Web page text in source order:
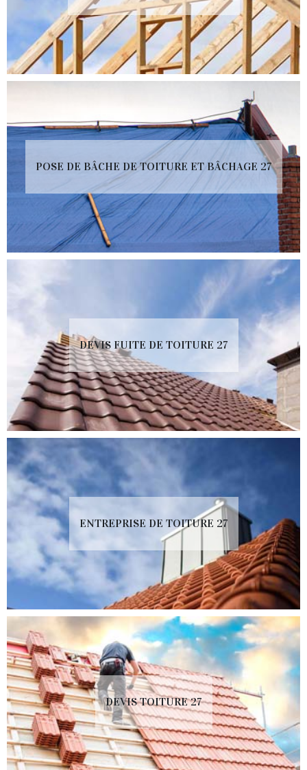
POSE DE BÂCHE DE TOITURE ET BÂCHAGE 27
DEVIS FUITE DE TOITURE 27
ENTREPRISE DE TOITURE 27
DEVIS TOITURE 27